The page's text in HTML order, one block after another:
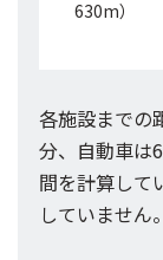
630m）
各施設までの
分、自動車は
間を計算して
していません。